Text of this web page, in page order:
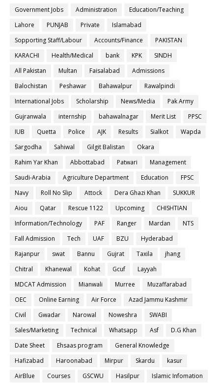
Government Jobs Administration
Education/Teaching
Lahore
PUNJAB Private
Islamabad
Sopporting Staff/Labour
Accounts/Finance
PAKISTAN
KARACHI
Health/Medical bank KPK
SINDH
All Pakistan
Multan Faisalabad
Admissions
Balochistan
Peshawar Bahawalpur
Rawalpindi
International Jobs
Scholarship News/Media
Pak Army
Gujranwala
internship bahawalnagar Merit List
PPSC
IUB
Quetta Police AJK Results Sialkot
Wapda
Sargodha
Sahiwal Gilgit Balistan
Okara
Rahim Yar Khan
Abbottabad Patwari
Management
Saudi-Arabia
Agriculture Department Education
FPSC
Navy
Roll No Slip Attock Dera Ghazi Khan
SUKKUR
Aiou
Qatar Rescue 1122 Upcoming
CHISHTIAN
Information/Technology
PAF Ranger Mardan
NTS
Fall Admission
Tech UAF BZU
Hyderabad
Rajanpur
swat Bannu Gujrat Taxila
jhang
Chitral
Khanewal Kohat Gcuf
Layyah
MDCAT Admission
Mianwali Murree
Muzaffarabad
OEC
Online Earning Air Force
Azad Jammu Kashmir
Civil
Gwadar Narowal Noweshra
SWABI
Sales/Marketing
Technical Whatsapp Asf
D.G Khan
Date Sheet
Ehsaas program
General Knowledge
Hafizabad
Haroonabad Mirpur Skardu
kasur
AirBlue
Courses GSCWU Hasilpur
Islamic Infomation